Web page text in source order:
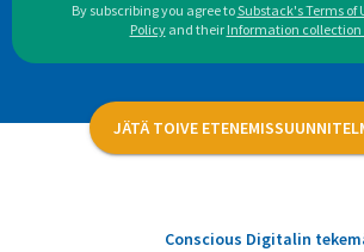
By subscribing you agree toSubstack's Terms of
Policy and their Information collection
JÄTÄ TOIVE
Conscious Digitalin